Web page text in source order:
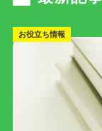
お役立ち情報